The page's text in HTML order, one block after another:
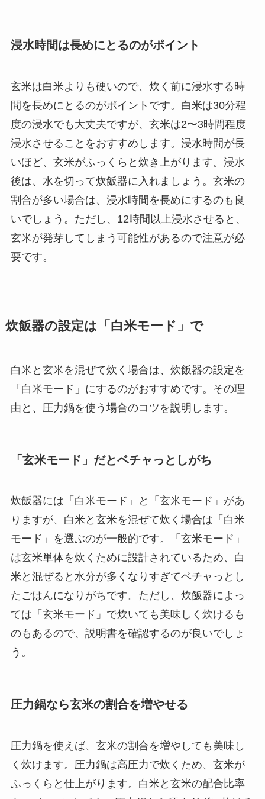
浸水時間は長めにとるのがポイント
玄米は白米よりも硬いので、炊く前に浸水する時
間を長めにとるのがポイントです。白米は30分程
度の浸水でも大丈夫ですが、玄米は2〜3時間程度
浸水させることをおすすめします。浸水時間が長
いほど、玄米がふっくらと炊き上がります。浸水
後は、水を切って炊飯器に入れましょう。玄米の
割合が多い場合は、浸水時間を長めにするのも良
いでしょう。ただし、12時間以上浸水させると、
玄米が発芽してしまう可能性があるので注意が必
要です。
炊飯器の設定は「白米モード」で
白米と玄米を混ぜて炊く場合は、炊飯器の設定を
「白米モード」にするのがおすすめです。その理
由と、圧力鍋を使う場合のコツを説明します。
「玄米モード」だとベチャっとしがち
炊飯器には「白米モード」と「玄米モード」があ
りますが、白米と玄米を混ぜて炊く場合は「白米
モード」を選ぶのが一般的です。「玄米モード」
は玄米単体を炊くために設計されているため、白
米と混ぜると水分が多くなりすぎてベチャっとし
たごはんになりがちです。ただし、炊飯器によっ
ては「玄米モード」で炊いても美味しく炊けるも
のもあるので、説明書を確認するのが良いでしょ
う。
圧力鍋なら玄米の割合を増やせる
圧力鍋を使えば、玄米の割合を増やしても美味し
く炊けます。圧力鍋は高圧力で炊くため、玄米が
ふっくらと仕上がります。白米と玄米の配合比率